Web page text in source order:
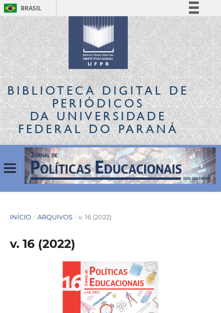
BRASIL
Simplifique!
Comunica BR
Participe
Acesso à informação
Legislação
Canais
BIBLIOTECA DIGITALDE
PERIÓDICOS
DA UNIVERSIDADE
FEDERAL DO PARANÁ
INÍCIO / ARQUIVOS / v. 16 (2022)
v. 16 (2022)